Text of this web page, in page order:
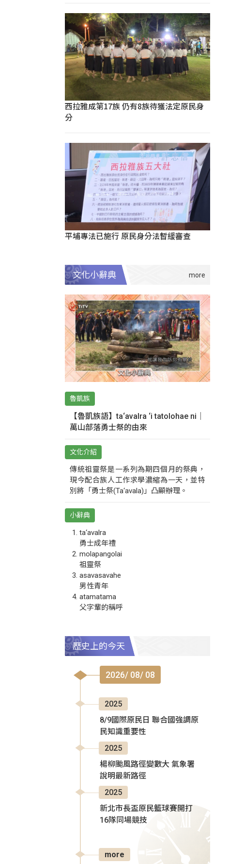
西拉雅成第17族 仍有8族待獲法定原民身
分
平埔專法已施行 原民身分法暫緩審查
文化小辭典
魯凱族
【魯凱族語】ta‘avalra ‘i tatolohae ni｜
萬山部落勇士祭的由來
文化介紹
傳統祖靈祭是一系列為期四個月的祭典，
現今配合族人工作求學濃縮為一天，並特
別將「勇士祭(Ta‘avala)」凸顯辦理。
小辭典
ta‘avalra
勇士成年禮
molapangolai
祖靈祭
asavasavahe
男性青年
atamatama
父字輩的稱呼
歷史上的今天
2026/ 08/ 08
2025
8/9國際原民日 聯合國強調原
民知識重要性
2025
楊柳颱風路徑變數大 氣象署
說明最新路徑
2025
新北市長盃原民籃球賽開打
16隊同場競技
more